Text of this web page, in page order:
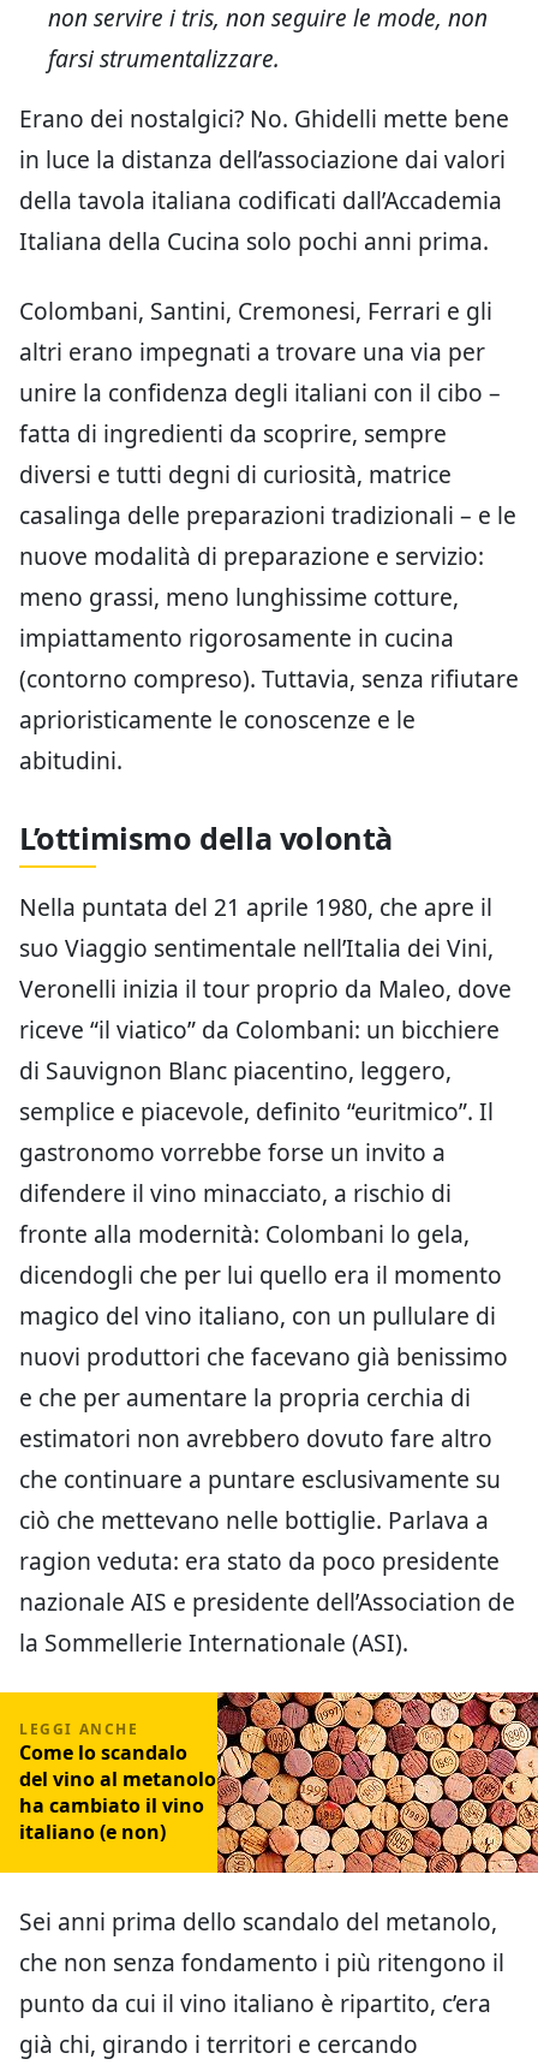
non servire i tris, non seguire le mode, non
farsi strumentalizzare.
Erano dei nostalgici? No. Ghidelli mette bene
in luce la distanza dell’associazione dai valori
della tavola italiana codificati dall’Accademia
Italiana della Cucina solo pochi anni prima.
Colombani, Santini, Cremonesi, Ferrari e gli
altri erano impegnati a trovare una via per
unire la confidenza degli italiani con il cibo –
fatta di ingredienti da scoprire, sempre
diversi e tutti degni di curiosità, matrice
casalinga delle preparazioni tradizionali – e le
nuove modalità di preparazione e servizio:
meno grassi, meno lunghissime cotture,
impiattamento rigorosamente in cucina
(contorno compreso). Tuttavia, senza rifiutare
aprioristicamente le conoscenze e le
abitudini.
L’ottimismo della volontà
Nella puntata del 21 aprile 1980, che apre il
suo Viaggio sentimentale nell’Italia dei Vini,
Veronelli inizia il tour proprio da Maleo, dove
riceve “il viatico” da Colombani: un bicchiere
di Sauvignon Blanc piacentino, leggero,
semplice e piacevole, definito “euritmico”. Il
gastronomo vorrebbe forse un invito a
difendere il vino minacciato, a rischio di
fronte alla modernità: Colombani lo gela,
dicendogli che per lui quello era il momento
magico del vino italiano, con un pullulare di
nuovi produttori che facevano già benissimo
e che per aumentare la propria cerchia di
estimatori non avrebbero dovuto fare altro
che continuare a puntare esclusivamente su
ciò che mettevano nelle bottiglie. Parlava a
ragion veduta: era stato da poco presidente
nazionale AIS e presidente dell’Association de
la Sommellerie Internationale (ASI).
Come lo scandalo
del vino al metanolo
ha cambiato il vino
italiano (e non)
Sei anni prima dello scandalo del metanolo,
che non senza fondamento i più ritengono il
punto da cui il vino italiano è ripartito, c’era
già chi, girando i territori e cercando